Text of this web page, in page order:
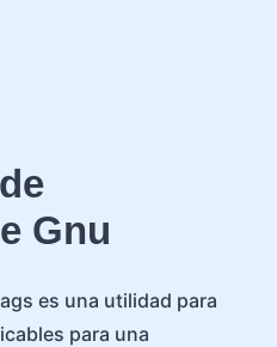
Gnu
es una utilidad para
para una